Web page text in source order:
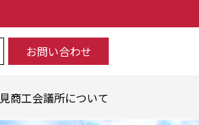
お問い合わせ
商工会議所について